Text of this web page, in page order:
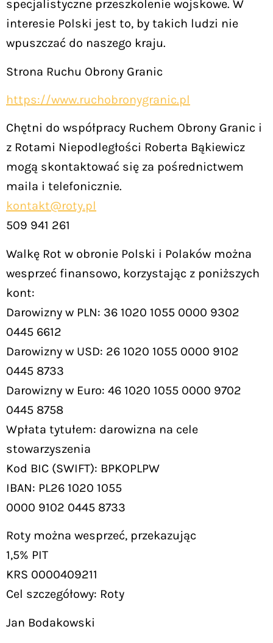
specjalistyczne przeszkolenie wojskowe. W
interesie Polski jest to, by takich ludzi nie
wpuszczać do naszego kraju.
Strona Ruchu Obrony Granic
https://www.ruchobronygranic.pl
Chętni do współpracy Ruchem Obrony Granic i
z Rotami Niepodległości Roberta Bąkiewicz
mogą skontaktować się za pośrednictwem
maila i telefonicznie.
kontakt@roty.pl
509 941 261
Walkę Rot w obronie Polski i Polaków można
wesprzeć finansowo, korzystając z poniższych
kont:
Darowizny w PLN: 36 1020 1055 0000 9302
0445 6612
Darowizny w USD: 26 1020 1055 0000 9102
0445 8733
Darowizny w Euro: 46 1020 1055 0000 9702
0445 8758
Wpłata tytułem: darowizna na cele
stowarzyszenia
Kod BIC (SWIFT): BPKOPLPW
IBAN: PL26 1020 1055
0000 9102 0445 8733
Roty można wesprzeć, przekazując
1,5% PIT
KRS 0000409211
Cel szczegółowy: Roty
Jan Bodakowski